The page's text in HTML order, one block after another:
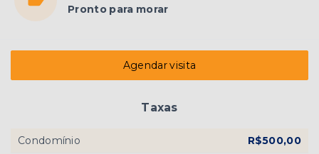
Pronto para morar
Agendar visita
Taxas
Condomínio
R$500,00